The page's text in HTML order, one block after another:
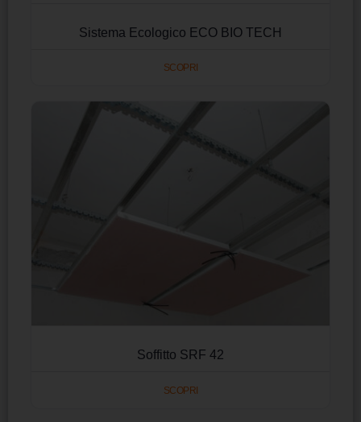
Sistema Ecologico ECO BIO TECH
SCOPRI
Soffitto SRF 42
SCOPRI